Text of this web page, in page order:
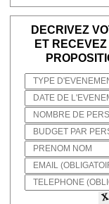
DECRIVEZ
ET